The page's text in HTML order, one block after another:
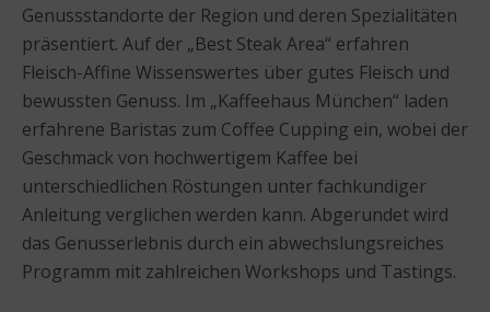
Genussstandorte der Region und deren Spezialitäten
präsentiert. Auf der „Best Steak Area“ erfahren
Fleisch-Affine Wissenswertes über gutes Fleisch und
bewussten Genuss. Im „Kaffeehaus München“ laden
erfahrene Baristas zum Coffee Cupping ein, wobei der
Geschmack von hochwertigem Kaffee bei
unterschiedlichen Röstungen unter fachkundiger
Anleitung verglichen werden kann. Abgerundet wird
das Genusserlebnis durch ein abwechslungsreiches
Programm mit zahlreichen Workshops und Tastings.